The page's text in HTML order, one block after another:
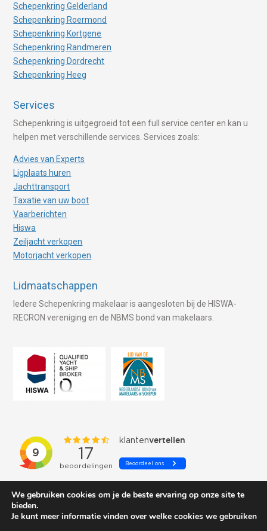
Schepenkring Gelderland
Schepenkring Roermond
Schepenkring Kortgene
Schepenkring Randmeren
Schepenkring Dordrecht
Schepenkring Heeg
Services
Schepenkring is uitgegroeid tot een full service center en kan u
helpen met verschillende services. Services zoals:
Advies van Experts
Ligplaats huren
Jachttransport
Taxatie van uw boot
Vaarberichten
Hiswa
Zeiljacht verkopen
Motorjacht verkopen
Lidmaatschappen
Iedere Schepenkring makelaar is aangesloten bij de HISWA-
RECRON vereniging en de NBMS bond van makelaars.
We gebruiken cookies om je de beste ervaring op onze site te
bieden.
Je kunt meer informatie vinden over welke cookies we gebruiken